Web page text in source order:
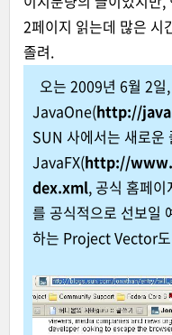
2페이지 읽는데 많은 시
졸려.
오는 2009년 6월 2일
JavaOne(http://
SUN 사에서는 새로운
JavaFX(http://
dex.xml, 공식 홈페이
를 공식적으로 선보일
하는 Project Vector